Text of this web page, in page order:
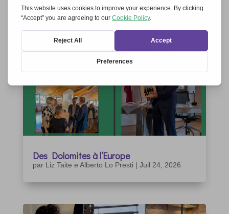
ARTICLES EN LIEN
Des Dolomites à l’Europe
par Liz Taite e Alberto Lo Presti | Juil 24, 2026